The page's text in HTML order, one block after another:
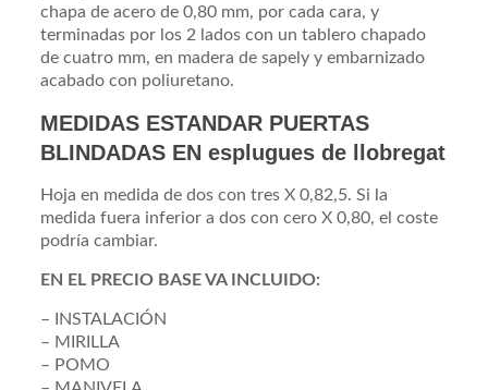
chapa de acero de 0,80 mm, por cada cara, y
terminadas por los 2 lados con un tablero chapado
de cuatro mm, en madera de sapely y embarnizado
acabado con poliuretano.
MEDIDAS ESTANDAR PUERTAS
BLINDADAS EN esplugues de llobregat
Hoja en medida de dos con tres X 0,82,5. Si la
medida fuera inferior a dos con cero X 0,80, el coste
podría cambiar.
EN EL PRECIO BASE VA INCLUIDO:
– INSTALACIÓN
– MIRILLA
– POMO